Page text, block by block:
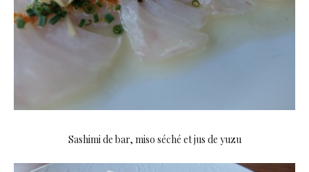
Sashimi de bar, miso séché et jus de yuzu